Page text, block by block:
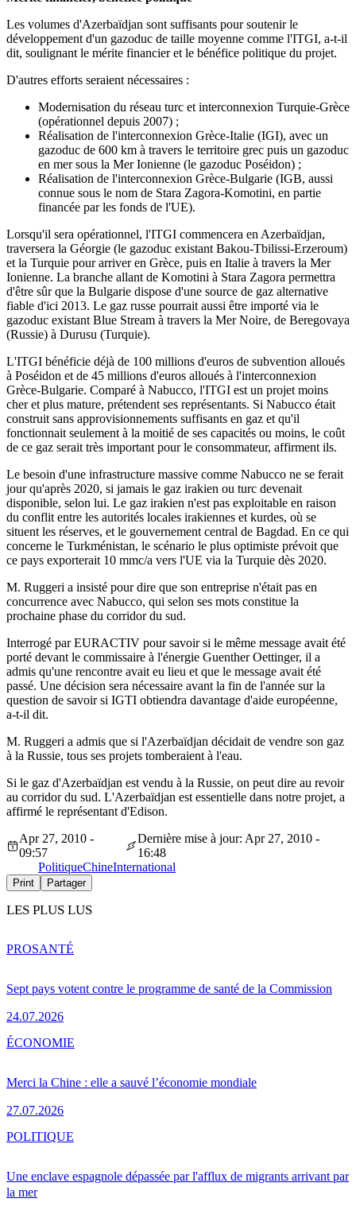
Les volumes d'Azerbaïdjan sont suffisants pour soutenir le
développement d'un gazoduc de taille moyenne comme l'ITGI, a-t-il
dit, soulignant le mérite financier et le bénéfice politique du projet.
D'autres efforts seraient nécessaires :
Modernisation du réseau turc et interconnexion Turquie-Grèce
(opérationnel depuis 2007) ;
Réalisation de l'interconnexion Grèce-Italie (IGI), avec un
gazoduc de 600 km à travers le territoire grec puis un gazoduc
en mer sous la Mer Ionienne (le gazoduc Poséidon) ;
Réalisation de l'interconnexion Grèce-Bulgarie (IGB, aussi
connue sous le nom de Stara Zagora-Komotini, en partie
financée par les fonds de l'UE).
Lorsqu'il sera opérationnel, l'ITGI commencera en Azerbaïdjan,
traversera la Géorgie (le gazoduc existant Bakou-Tbilissi-Erzeroum)
et la Turquie pour arriver en Grèce, puis en Italie à travers la Mer
Ionienne. La branche allant de Komotini à Stara Zagora permettra
d'être sûr que la Bulgarie dispose d'une source de gaz alternative
fiable d'ici 2013. Le gaz russe pourrait aussi être importé via le
gazoduc existant Blue Stream à travers la Mer Noire, de Beregovaya
(Russie) à Durusu (Turquie).
L'ITGI bénéficie déjà de 100 millions d'euros de subvention alloués
à Poséidon et de 45 millions d'euros alloués à l'interconnexion
Grèce-Bulgarie. Comparé à Nabucco, l'ITGI est un projet moins
cher et plus mature, prétendent ses représentants. Si Nabucco était
construit sans approvisionnements suffisants en gaz et qu'il
fonctionnait seulement à la moitié de ses capacités ou moins, le coût
de ce gaz serait très important pour le consommateur, affirment ils.
Le besoin d'une infrastructure massive comme Nabucco ne se ferait
jour qu'après 2020, si jamais le gaz irakien ou turc devenait
disponible, selon lui. Le gaz irakien n'est pas exploitable en raison
du conflit entre les autorités locales irakiennes et kurdes, où se
situent les réserves, et le gouvernement central de Bagdad. En ce qui
concerne le Turkménistan, le scénario le plus optimiste prévoit que
ce pays exporterait 10 mmc/a vers l'UE via la Turquie dès 2020.
M. Ruggeri a insisté pour dire que son entreprise n'était pas en
concurrence avec Nabucco, qui selon ses mots constitue la
prochaine phase du corridor du sud.
Interrogé par EURACTIV pour savoir si le même message avait été
porté devant le commissaire à l'énergie Guenther Oettinger, il a
admis qu'une rencontre avait eu lieu et que le message avait été
passé. Une décision sera nécessaire avant la fin de l'année sur la
question de savoir si IGTI obtiendra davantage d'aide européenne,
a-t-il dit.
M. Ruggeri a admis que si l'Azerbaïdjan décidait de vendre son gaz
à la Russie, tous ses projets tomberaient à l'eau.
Si le gaz d'Azerbaïdjan est vendu à la Russie, on peut dire au revoir
au corridor du sud. L'Azerbaïdjan est essentielle dans notre projet, a
affirmé le représentant d'Edison.
Apr 27, 2010 -
09:57
Dernière mise à jour: Apr 27, 2010 -
16:48
PolitiqueChineInternational
Print Partager
LES PLUS LUS
Sept pays votent contre le programme de santé de la Commission
24.07.2026
PROSANTÉ
Merci la Chine : elle a sauvé l’économie mondiale
27.07.2026
ÉCONOMIE
Une enclave espagnole dépassée par l'afflux de migrants arrivant par
la mer
POLITIQUE